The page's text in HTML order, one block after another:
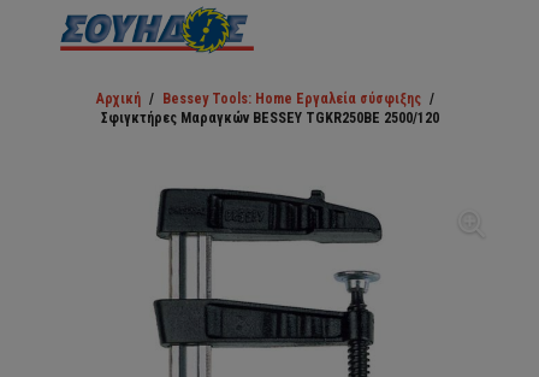
Αρχική / Bessey Tools: Home Εργαλεία σύσφιξης /
Σφιγκτήρες Μαραγκών BESSEY TGKR250BE 2500/120